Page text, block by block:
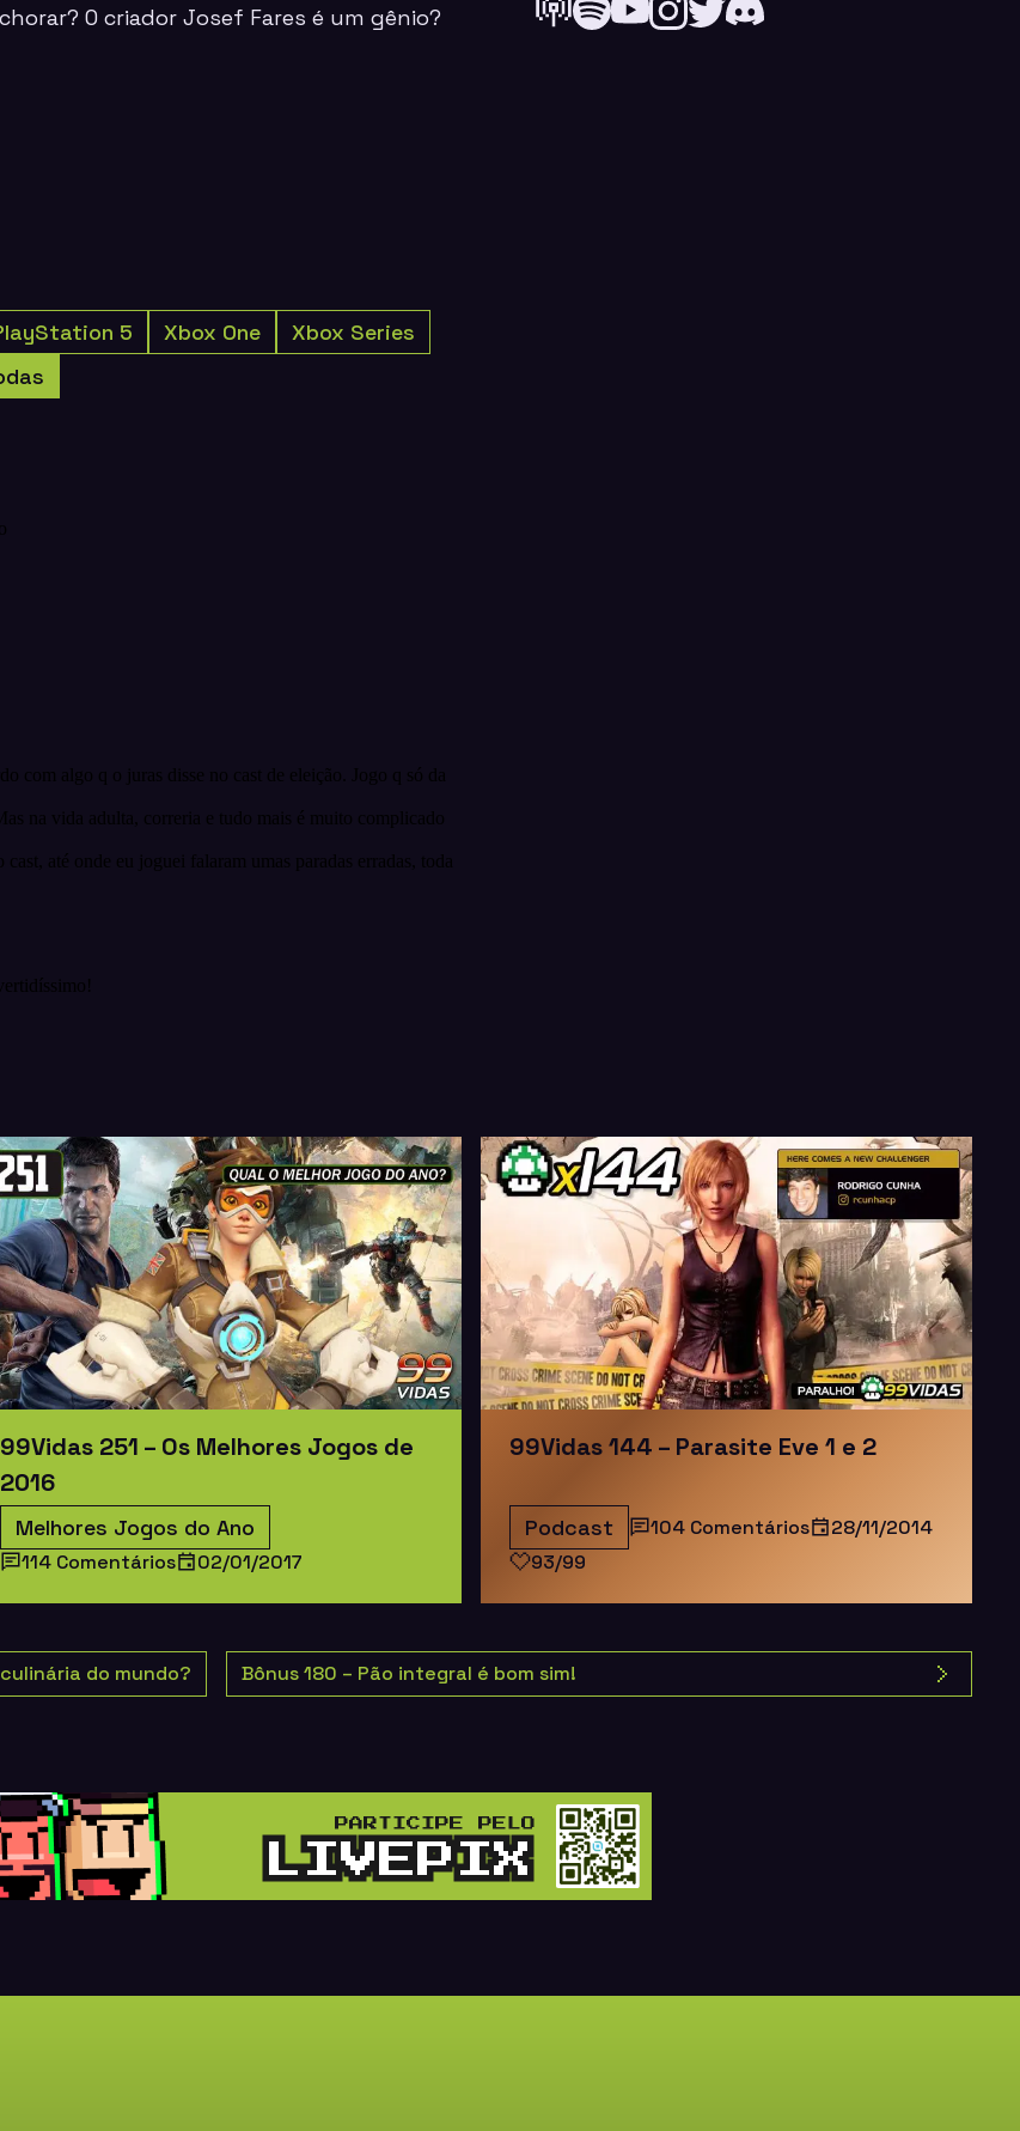
O criador Josef Fares é um gênio?
5 Xbox One
Xbox Series
99Vidas 251 – Os Melhores Jogos de
2016
Melhores Jogos do Ano
114 Comentários 02/01/2017
99Vidas 144 – Parasite Eve 1 e 2
Podcast 104 Comentários
28/11/2014
93/99
do mundo? Bônus 180 – Pão integral é bom sim!